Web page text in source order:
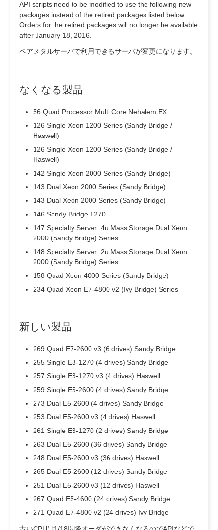
API scripts need to be modified to use the following new
packages instead of the retired packages listed below.
Orders for the retired packages will no longer be available
after January 18, 2016.
ベアメタルサーバで利用できるサーバが変更になります。
なくなる製品
56 Quad Processor Multi Core Nehalem EX
126 Single Xeon 1200 Series (Sandy Bridge /
Haswell)
126 Single Xeon 1200 Series (Sandy Bridge /
Haswell)
142 Single Xeon 2000 Series (Sandy Bridge)
143 Dual Xeon 2000 Series (Sandy Bridge)
143 Dual Xeon 2000 Series (Sandy Bridge)
146 Sandy Bridge 1270
147 Specialty Server: 4u Mass Storage Dual Xeon
2000 (Sandy Bridge) Series
148 Specialty Server: 2u Mass Storage Dual Xeon
2000 (Sandy Bridge) Series
158 Quad Xeon 4000 Series (Sandy Bridge)
234 Quad Xeon E7-4800 v2 (Ivy Bridge) Series
新しい製品
269 Quad E7-2600 v3 (6 drives) Sandy Bridge
255 Single E3-1270 (4 drives) Sandy Bridge
257 Single E3-1270 v3 (4 drives) Haswell
259 Single E5-2600 (4 drives) Sandy Bridge
273 Dual E5-2600 (4 drives) Sandy Bridge
253 Dual E5-2600 v3 (4 drives) Haswell
261 Single E3-1270 (2 drives) Sandy Bridge
263 Dual E5-2600 (36 drives) Sandy Bridge
248 Dual E5-2600 v3 (36 drives) Haswell
265 Dual E5-2600 (12 drives) Sandy Bridge
251 Dual E5-2600 v3 (12 drives) Haswell
267 Quad E5-4600 (24 drives) Sandy Bridge
271 Quad E7-4800 v2 (24 drives) Ivy Bridge